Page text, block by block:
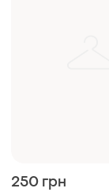
250 грн